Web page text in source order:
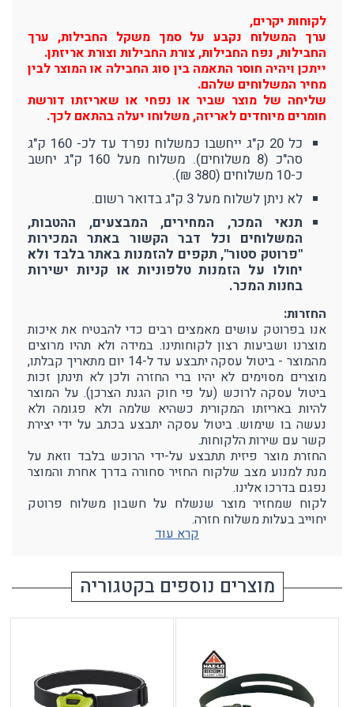
לקוחות יקרים,
ערך המשלוח נקבע על סמך משקל החבילות, ערך
החבילות, נפח החבילות, צורת החבילות וצורת אריזתן.
ייתכן ויהיה חוסר התאמה בין סוג החבילה או המוצר לבין
מחיר המשלוחים שלהם.
שליחה של מוצר שביר או נפחי או שאריזתו דורשת
חומרים מיוחדים לאריזה, משלוחו יעלה בהתאם לכך.
כל 20 ק"ג ייחשבו כמשלוח נפרד עד לכ- 160 ק"ג
סה"כ (8 משלוחים). משלוח מעל 160 ק"ג יחשב
כ-10 משלוחים (380 ₪).
לא ניתן לשלוח מעל 3 ק"ג בדואר רשום.
תנאי המכר, המחירים, המבצעים, ההטבות,
המשלוחים וכל דבר הקשור באתר המכירות
"פרוטק סטור", תקפים להזמנות באתר בלבד ולא
יחולו על הזמנות טלפוניות או קניות ישירות
בחנות המכר.
החזרות:
אנו בפרוטק עושים מאמצים רבים כדי להבטיח את איכות
מוצרנו ושביעות רצון לקוחותינו. במידה ולא תהיו מרוצים
מהמוצר - ביטול עסקה יתבצע עד ל-14 יום מתאריך קבלתו,
מוצרים מסוימים לא יהיו ברי החזרה ולכן לא תינתן זכות
ביטול עסקה לרוכש (על פי חוק הגנת הצרכן). על המוצר
להיות באריזתו המקורית כשהיא שלמה ולא פגומה ולא
נעשה בו שימוש. ביטול עסקה יתבצע בכתב על ידי יצירת
קשר עם שירות הלקוחות.
החזרת מוצר פיזית תתבצע על-ידי הרוכש בלבד וזאת על
מנת למנוע מצב שלקוח החזיר סחורה בדרך אחרת והמוצר
נפגם בדרכו אלינו.
לקוח שמחזיר מוצר שנשלח על חשבון משלוח פרוטק
יחוייב בעלות משלוח חזרה.
קרא עוד
מוצרים נוספים בקטגוריה